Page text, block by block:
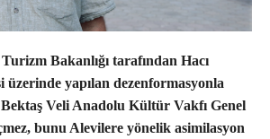
Bakanlığı tarafından Hacı
üzerinde yapılan dezenformasyonla
Veli Anadolu Kültür Vakfı Genel
bunu Alevilere yönelik asimilasyon